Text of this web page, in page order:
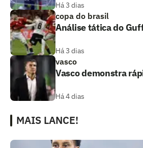
Há 3 dias
copa do brasil
Análise tática do
Há 3 dias
vasco
Vasco demonstra
Há 4 dias
MAIS LANCE!